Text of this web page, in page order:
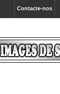
Contacte-nos